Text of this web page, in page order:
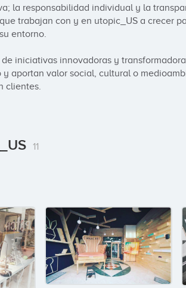
la responsabilidad individual y la
trabajan con y en utopic_US a crecer
entorno.
iniciativas innovadoras y
y aportan valor social, cultural o
clientes.
11